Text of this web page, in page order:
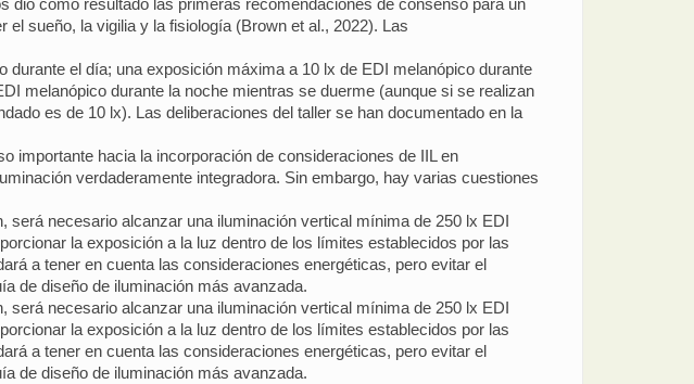
dio como resultado las primeras recomendaciones de consenso para un
sueño, la vigilia y la fisiología (Brown et al., 2022). Las
el día; una exposición máxima a 10 lx de EDI melanópico durante
melanópico durante la noche mientras se duerme (aunque si se realizan
es de 10 lx). Las deliberaciones del taller se han documentado en la
importante hacia la incorporación de consideraciones de IIL en
verdaderamente integradora. Sin embargo, hay varias cuestiones
necesario alcanzar una iluminación vertical mínima de 250 lx EDI
la exposición a la luz dentro de los límites establecidos por las
a tener en cuenta las consideraciones energéticas, pero evitar el
de diseño de iluminación más avanzada.
necesario alcanzar una iluminación vertical mínima de 250 lx EDI
la exposición a la luz dentro de los límites establecidos por las
a tener en cuenta las consideraciones energéticas, pero evitar el
de diseño de iluminación más avanzada.